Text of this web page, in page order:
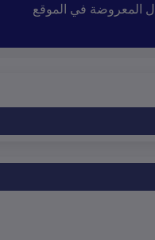
المعروضة في الموقع